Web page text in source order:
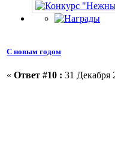
С новым годом
« Ответ #10 : 31 Декабря